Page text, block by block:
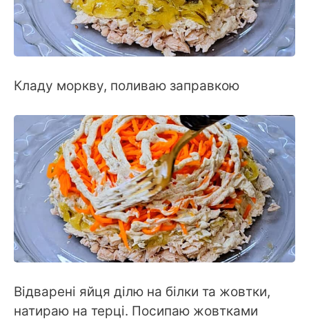
Кладу моркву, поливаю заправкою
Відварені яйця ділю на білки та жовтки,
натираю на терці. Посипаю жовтками